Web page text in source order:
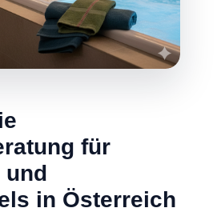
für
und
in Österreich